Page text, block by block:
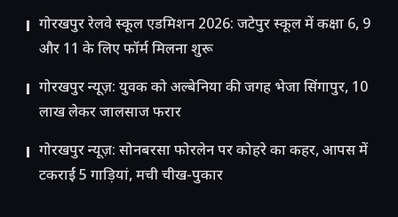
गोरखपुर रेलवे स्कूल एडमिशन 2026: जटेपुर स्कूल में कक्षा 6, 9
और 11 के लिए फॉर्म मिलना शुरू
गोरखपुर न्यूज़: युवक को अल्बेनिया की जगह भेजा सिंगापुर, 10
लाख लेकर जालसाज फरार
गोरखपुर न्यूज़: सोनबरसा फोरलेन पर कोहरे का कहर, आपस में
टकराईं 5 गाड़ियां, मची चीख-पुकार